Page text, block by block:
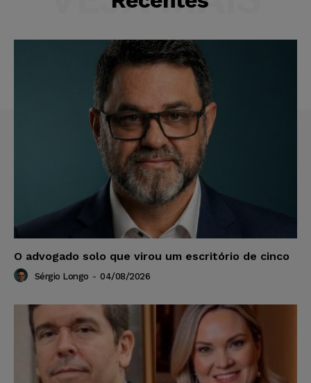
O advogado solo que virou um escritório de cinco
Sérgio Longo - 04/08/2026